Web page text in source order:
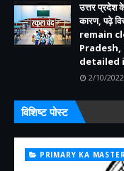
उत्तर प्रदेश
कारण, पढ़े
remain
detailed
2/10/
विशिष्ट पोस्ट
PRIMARY KA